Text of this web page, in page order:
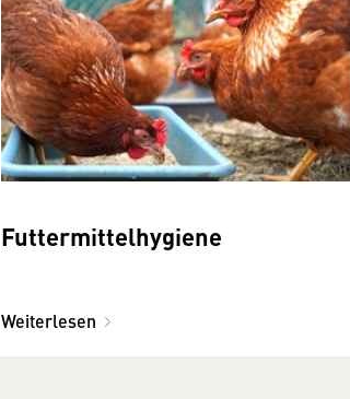
Futtermittelhygiene
Weiterlesen